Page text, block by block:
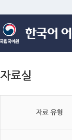
자료실
자료 유형